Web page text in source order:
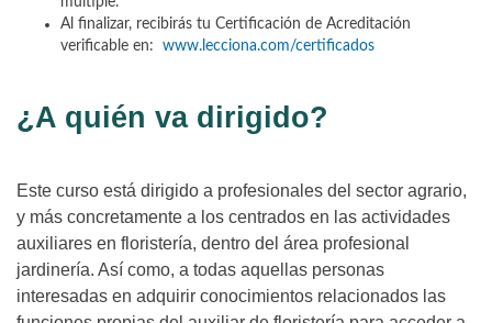
Al finalizar, recibirás tu Certificación de Acreditación
verificable en: www.lecciona.com/certificados
¿A quién va dirigido?
Este curso está dirigido a profesionales del sector agrario,
y más concretamente a los centrados en las actividades
auxiliares en floristería, dentro del área profesional
jardinería. Así como, a todas aquellas personas
interesadas en adquirir conocimientos relacionados las